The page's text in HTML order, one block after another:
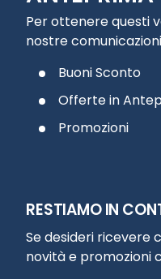
Per ottenere questi
nostre comunicazioni
Buoni Sconto
Offerte in
Promozioni
RESTIAMO IN
Se desideri ricevere
novità e promozioni